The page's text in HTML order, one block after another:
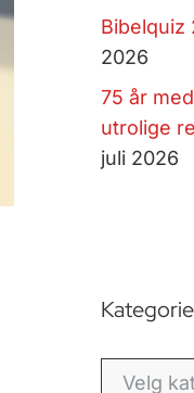
Bibelquiz
2026
75 år
utrolige
juli 2026
Kategorier